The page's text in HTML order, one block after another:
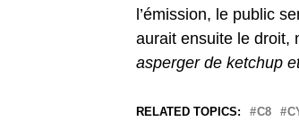
l’émission, le public
aurait ensuite le droit,
asperger de ketchup
RELATED TOPICS: C8